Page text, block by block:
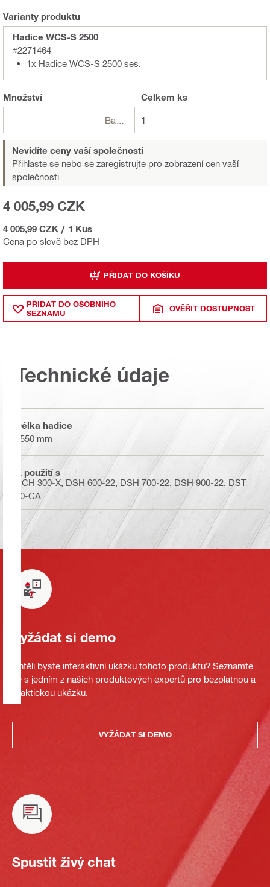
Varianty produktu
Hadice WCS-S 2500
#2271464
1x Hadice WCS-S 2500 ses.
Množství Celkem ks
1
Nevidíte ceny vaší společnosti
Přihlaste se nebo se zaregistrujte pro zobrazení cen vaší
společnosti.
Cena po slevě bez DPH
4 005,99 CZK
4 005,99 CZK / 1 Kus
PŘIDAT DO KOŠÍKU
PŘIDAT DO OSOBNÍHO
SEZNAMU
OVĚŘIT DOSTUPNOST
Technické údaje
Délka hadice
2550 mm
K použití s
DCH 300-X, DSH 600-22, DSH 700-22, DSH 900-22, DST
20-CA
Vyžádat si demo
Chtěli byste interaktivní ukázku tohoto produktu? Seznamte
se s jedním z našich produktových expertů pro bezplatnou a
praktickou ukázku.
VYŽÁDAT SI DEMO
Spustit živý chat